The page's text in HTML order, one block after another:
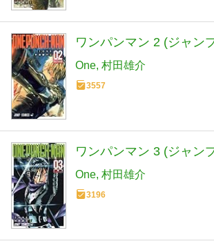
ワンパンマン 2 (ジャン
One 村田雄介
3557
ワンパンマン 3 (ジャン
One 村田雄介
3196